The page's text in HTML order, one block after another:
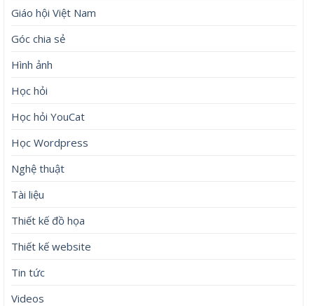
Giáo hội Việt Nam
Góc chia sẻ
Hình ảnh
Học hỏi
Học hỏi YouCat
Học Wordpress
Nghệ thuật
Tài liệu
Thiết kế đồ họa
Thiết kế website
Tin tức
Videos